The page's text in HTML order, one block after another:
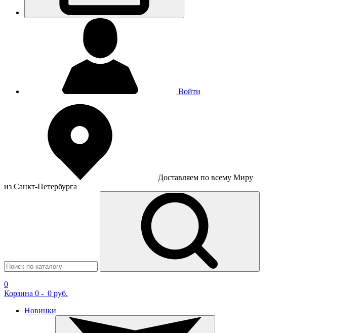
Войти
Доставляем по всему Миру
из Санкт-Петербурга
0
Корзина 0 - 0 руб.
Новинки